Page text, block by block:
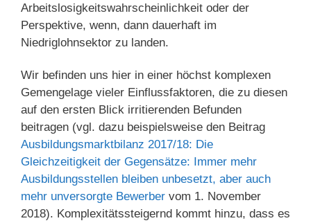
Arbeitslosigkeitswahrscheinlichkeit oder der
Perspektive, wenn, dann dauerhaft im
Niedriglohnsektor zu landen.
Wir befinden uns hier in einer höchst komplexen
Gemengelage vieler Einflussfaktoren, die zu diesen
auf den ersten Blick irritierenden Befunden
beitragen (vgl. dazu beispielsweise den Beitrag
Ausbildungsmarktbilanz 2017/18: Die
Gleichzeitigkeit der Gegensätze: Immer mehr
Ausbildungsstellen bleiben unbesetzt, aber auch
mehr unversorgte Bewerber vom 1. November
2018). Komplexitätssteigernd kommt hinzu, dass es